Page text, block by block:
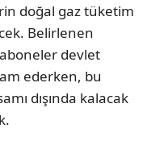
doğal gaz tüketim
Belirlenen
devlet
ederken, bu
dışında kalacak